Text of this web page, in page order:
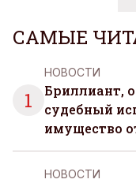
чаще люди ищут
и сейчас — без
организовывать,
самостоятельно.
САМЫЕ
1
НОВОСТИ
Бриллиант,
судебный
имущество
НОВОСТИ